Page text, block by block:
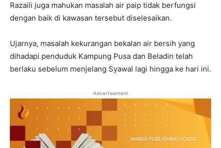
Razaili juga mahukan masalah air paip tidak berfungsi
dengan baik di kawasan tersebut diselesaikan.
Ujarnya, masalah kekurangan bekalan air bersih yang
dihadapi penduduk Kampung Pusa dan Beladin telah
berlaku sebelum menjelang Syawal lagi hingga ke hari ini.
Advertisement